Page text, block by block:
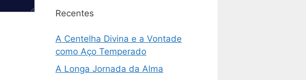
Recentes
A Centelha Divina e a Vontade
como Aço Temperado
A Longa Jornada da Alma